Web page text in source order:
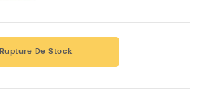
Rupture De Stock